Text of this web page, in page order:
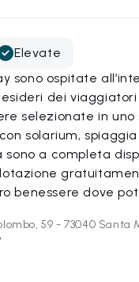
Elevate
sono ospitate
dei viaggiatori
selezionate in
solarium,
sono a completa
benessere dove
59 - 73040 Santa